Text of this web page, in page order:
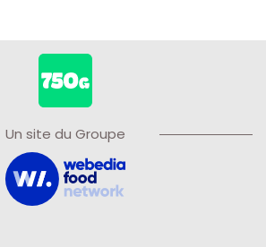
Un site du Groupe